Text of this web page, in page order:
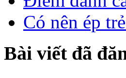
Có nên ép
Bài viết đã